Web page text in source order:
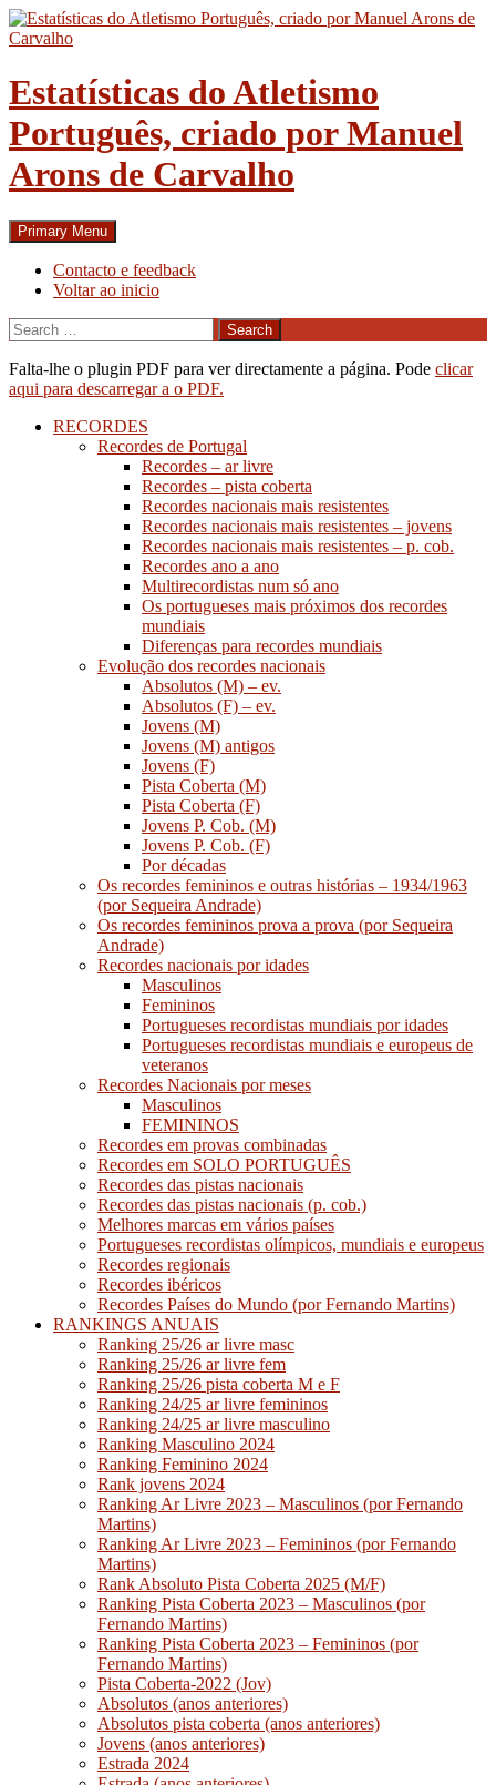
Skip
to
Estatísticas do Atletismo
Português, criado por Manuel
Arons de Carvalho
Search
Primary Menu
Contacto e feedback
Voltar ao inicio
Search
for:
Falta-lhe o plugin PDF para ver directamente a página. Pode clicar
aqui para descarregar a o PDF.
RECORDES
Recordes de Portugal
Recordes – ar livre
Recordes – pista coberta
Recordes nacionais mais resistentes
Recordes nacionais mais resistentes – jovens
Recordes nacionais mais resistentes – p. cob.
Recordes ano a ano
Multirecordistas num só ano
Os portugueses mais próximos dos recordes
mundiais
Diferenças para recordes mundiais
Evolução dos recordes nacionais
Absolutos (M) – ev.
Absolutos (F) – ev.
Jovens (M)
Jovens (M) antigos
Jovens (F)
Pista Coberta (M)
Pista Coberta (F)
Jovens P. Cob. (M)
Jovens P. Cob. (F)
Por décadas
Os recordes femininos e outras histórias – 1934/1963
(por Sequeira Andrade)
Os recordes femininos prova a prova (por Sequeira
Andrade)
Recordes nacionais por idades
Masculinos
Femininos
Portugueses recordistas mundiais por idades
Portugueses recordistas mundiais e europeus de
veteranos
Recordes Nacionais por meses
Masculinos
FEMININOS
Recordes em provas combinadas
Recordes em SOLO PORTUGUÊS
Recordes das pistas nacionais
Recordes das pistas nacionais (p. cob.)
Melhores marcas em vários países
Portugueses recordistas olímpicos, mundiais e europeus
Recordes regionais
Recordes ibéricos
Recordes Países do Mundo (por Fernando Martins)
RANKINGS ANUAIS
Ranking 25/26 ar livre masc
Ranking 25/26 ar livre fem
Ranking 25/26 pista coberta M e F
Ranking 24/25 ar livre femininos
Ranking 24/25 ar livre masculino
Ranking Masculino 2024
Ranking Feminino 2024
Rank jovens 2024
Ranking Ar Livre 2023 – Masculinos (por Fernando
Martins)
Ranking Ar Livre 2023 – Femininos (por Fernando
Martins)
Rank Absoluto Pista Coberta 2025 (M/F)
Ranking Pista Coberta 2023 – Masculinos (por
Fernando Martins)
Ranking Pista Coberta 2023 – Femininos (por
Fernando Martins)
Pista Coberta-2022 (Jov)
Absolutos (anos anteriores)
Absolutos pista coberta (anos anteriores)
Jovens (anos anteriores)
Estrada 2024